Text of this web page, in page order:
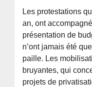
Les protestations
an, ont
présentation de
n’ont jamais été
paille. Les
bruyantes, qui
projets de